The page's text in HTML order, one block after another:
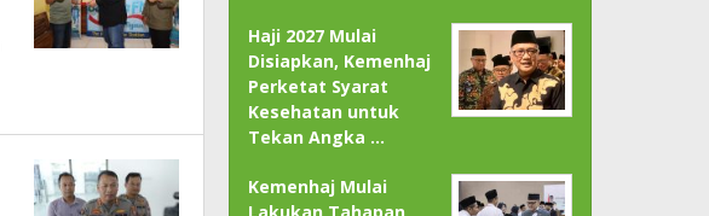
Haji 2027 Mulai
Disiapkan, Kemenhaj
Perketat Syarat
Kesehatan untuk
Tekan Angka …
Kemenhaj Mulai